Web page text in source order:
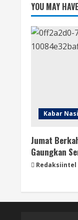
YOU MAY
Kabar
Jumat
Gaungkan
Redaksiintel